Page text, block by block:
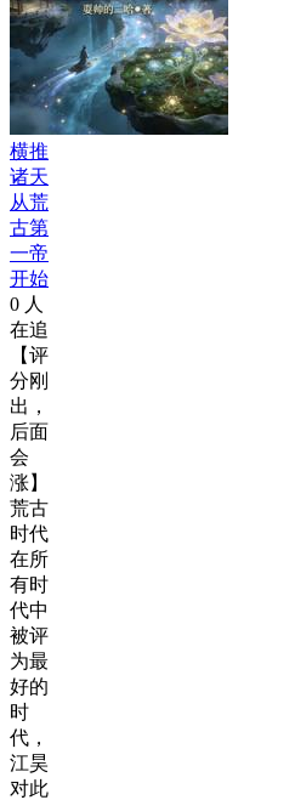
横推
诸天
从荒
古第
一帝
开始
0 人
在追
【评
分刚
出，
后面
会
涨】
荒古
时代
在所
有时
代中
被评
为最
好的
时
代，
江昊
对此